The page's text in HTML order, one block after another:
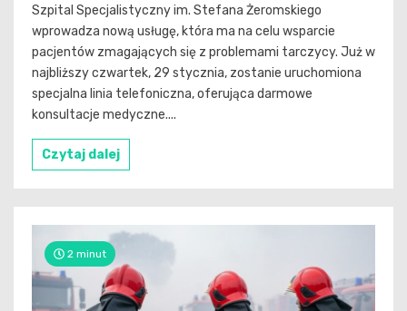
Szpital Specjalistyczny im. Stefana Żeromskiego
wprowadza nową usługę, która ma na celu wsparcie
pacjentów zmagających się z problemami tarczycy. Już w
najbliższy czwartek, 29 stycznia, zostanie uruchomiona
specjalna linia telefoniczna, oferująca darmowe
konsultacje medyczne....
Czytaj dalej
2 minut